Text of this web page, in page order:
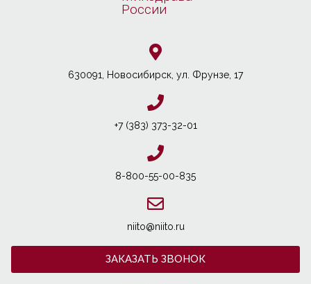
России
630091, Новосибирcк, ул. Фрунзе, 17
+7 (383) 373-32-01
8-800-55-00-835
niito@niito.ru
ЗАКАЗАТЬ ЗВОНОК